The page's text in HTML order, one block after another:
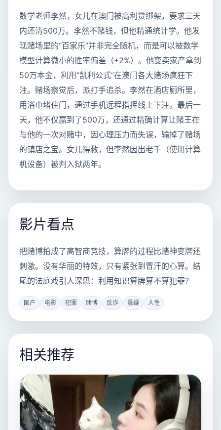
数学老师李然，女儿在澳门被高利贷绑架，要求三天
内还清500万。李然不赌钱，但他精通统计学。他发
现赌场里的“百家乐”并非完全随机，而是可以被数学
模型计算微小的胜率偏差（+2%）。他变卖家产拿到
50万本金，利用“凯利公式”在澳门各大赌场疯狂下
注。赌场察觉后，派打手追杀。李然在酒店厕所里，
用浴巾堵住门，通过手机远程指挥线上下注。最后一
天，他不仅赢到了500万，还通过精确计算让赌王在
与他的一次对赌中，因心理压力而失误，输掉了赌场
的镇店之宝。女儿得救，但李然因出老千（使用计算
机设备）被判入狱两年。
影片看点
把赌博拍成了高智商竞技，算牌的过程比赌神变牌还
刺激。没有华丽的特效，只有紧张到冒汗的心算。结
尾的法庭戏引人深思：利用知识算牌算不算犯罪？
国产 电影 犯罪 赌博 反诈 悬疑 人性
相关推荐